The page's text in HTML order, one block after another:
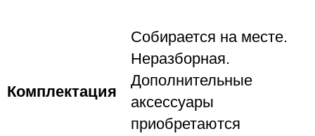
Комплектация
Собирается на месте.
Неразборная.
Дополнительные
аксессуары
приобретаются